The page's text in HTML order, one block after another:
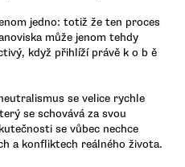
jedno: totiž že ten proces
může jenom tehdy
když přihlíží právě k o b ě
se velice rychle
se schovává za svou
se vůbec nechce
a konfliktech reálného života.